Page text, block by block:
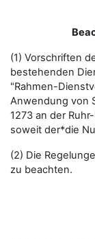
(1) Vorschriften
bestehenden
"Rahmen-
Anwendung von
1273 an der
soweit der*die
(2) Die
zu beachten.